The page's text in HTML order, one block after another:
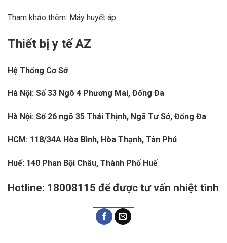
Tham khảo thêm: Máy huyết áp
Thiết bị y tế AZ
Hệ Thống Cơ Sở
Hà Nội: Số 33 Ngõ 4 Phương Mai, Đống Đa
Hà Nội: Số 26 ngõ 35 Thái Thịnh, Ngã Tư Sở, Đống Đa
HCM: 118/34A Hòa Bình, Hòa Thạnh, Tân Phú
Huế: 140 Phan Bội Châu, Thành Phố Huế
Hotline: 18008115 để được tư vấn nhiệt tình